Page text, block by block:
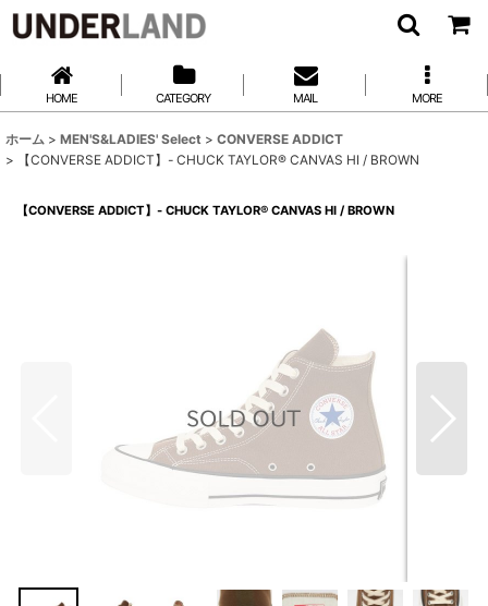
HOME CATEGORY MAIL MORE
ホーム > MEN'S&LADIES' Select > CONVERSE ADDICT
>
【CONVERSE ADDICT】- CHUCK TAYLOR® CANVAS HI / BROWN
【CONVERSE ADDICT】- CHUCK TAYLOR® CANVAS HI / BROWN